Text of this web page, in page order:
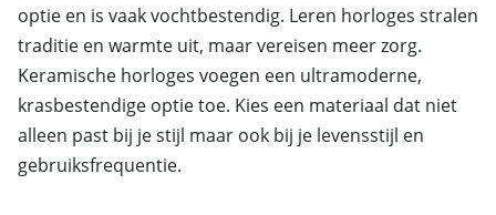
optie en is vaak vochtbestendig. Leren horloges stralen
traditie en warmte uit, maar vereisen meer zorg.
Keramische horloges voegen een ultramoderne,
krasbestendige optie toe. Kies een materiaal dat niet
alleen past bij je stijl maar ook bij je levensstijl en
gebruiksfrequentie.